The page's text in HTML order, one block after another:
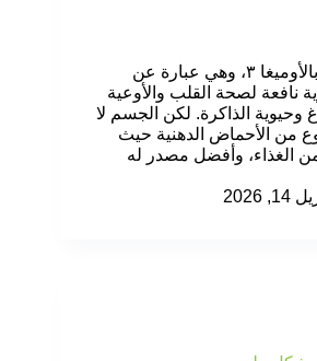
الكتان هو نبات غني بالأوميغا ٣، وهي عبارة عن
نافعة لصحة القلب والأوعية
وحيوية الذاكرة. لكن الجسم لا
من الأحماض الدهنية حيث
الغذاء، وأفضل مصدر له
14, 2026